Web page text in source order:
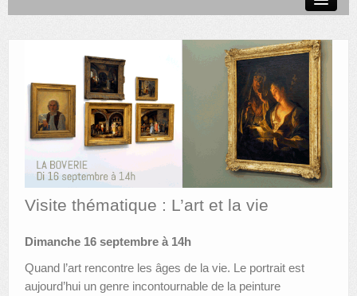
MUSÉE GRÉTRY
MUSÉE DU LUMINAIRE
FONDS PATRIMONIAUX
AUTRES LIEUX
ANIMATIONS DES MUSÉES
LE PORTAIL DES COLLECTIONS
Visite thématique : L’art et la vie
Dimanche 16 septembre à 14h
Quand l’art rencontre les âges de la vie. Le portrait est
aujourd’hui un genre incontournable de la peinture